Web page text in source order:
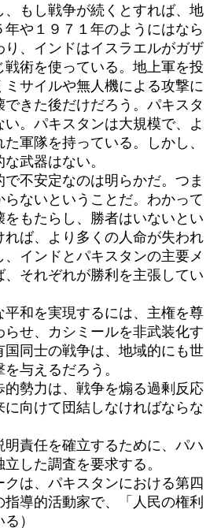
、もし戦争が続くとすれば、地
年や１９７１年のようにはなら
り、インドはイスラエルがガザ
術を使っている。地上軍を投
ミサイルや無人機による攻撃に
きた後だけだろう。パキスタ
。パキスタンは大規模で、よ
軍隊を持っている。しかし、
武器はない。
不安定なのは明らかだ。つま
らないということだ。わかって
もたらし、勝者はいないとい
れば、より多くの人命が失われ
インドとパキスタンの主要メ
それぞれが勝利を主張してい
和を実現するには、主権を尊
せ、カシミールを非武装化す
国同士の戦争は、地域的にも世
与えるだろう。
勢力は、戦争を煽る過剰反応
向けて団結しなければならな
責任を確立するために、パハ
した調査を要求する。
クは、パキスタンにおける第四
導的活動家で、「人民の権利
）